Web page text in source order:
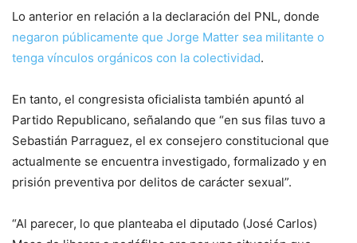
Lo anterior en relación a la declaración del PNL, donde
negaron públicamente que Jorge Matter sea militante o
tenga vínculos orgánicos con la colectividad.
En tanto, el congresista oficialista también apuntó al
Partido Republicano, señalando que “en sus filas tuvo a
Sebastián Parraguez, el ex consejero constitucional que
actualmente se encuentra investigado, formalizado y en
prisión preventiva por delitos de carácter sexual”.
“Al parecer, lo que planteaba el diputado (José Carlos)